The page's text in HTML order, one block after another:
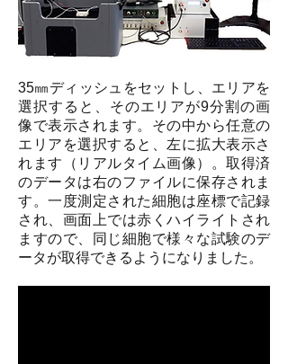
35㎜ディッシュをセットし、エリアを
選択すると、そのエリアが9分割の画
像で表示されます。その中から任意の
エリアを選択すると、左に拡大表示さ
れます（リアルタイム画像）。取得済
のデータは右のファイルに保存されま
す。一度測定された細胞は座標で記録
され、画面上では赤くハイライトされ
ますので、同じ細胞で様々な試験のデ
ータが取得できるようになりました。